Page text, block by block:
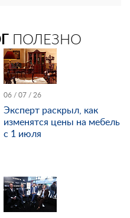
ПОЛЕЗНО
06 / 07 / 26
Эксперт раскрыл, как
изменятся цены на мебель
с 1 июля